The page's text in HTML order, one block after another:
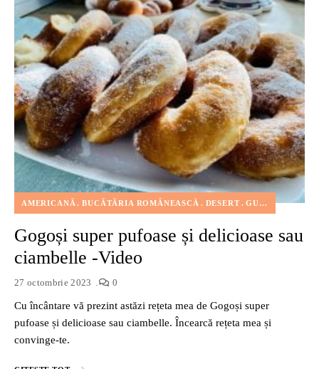
AMERICANĂ BUCĂTĂRIA ROMÂNEASCĂ DESERT GUSTĂRI
Gogoși super pufoase și delicioase sau
ciambelle -Video
27 octombrie 2023 0
Cu încântare vă prezint astăzi rețeta mea de Gogoși super
pufoase și delicioase sau ciambelle. Încearcă rețeta mea și
convinge-te.